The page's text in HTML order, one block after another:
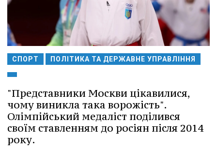
СПОРТ ПОЛІТИКА ТА ДЕРЖАВНЕ УПРАВЛІННЯ
"Представники Москви цікавилися,
чому виникла така ворожість".
Олімпійський медаліст поділився
своїм ставленням до росіян після 2014
року.